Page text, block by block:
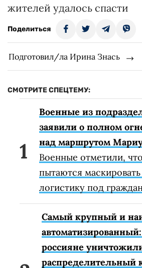
жителей удалось спасти
Поделиться
Подготовил/ла Ирина Знась
СМОТРИТЕ СПЕЦТЕМУ:
Военные из
заявили о полном
над маршрутом
Военные отметили,
пытаются
логистику под
Самый крупный и
россияне
распределительный